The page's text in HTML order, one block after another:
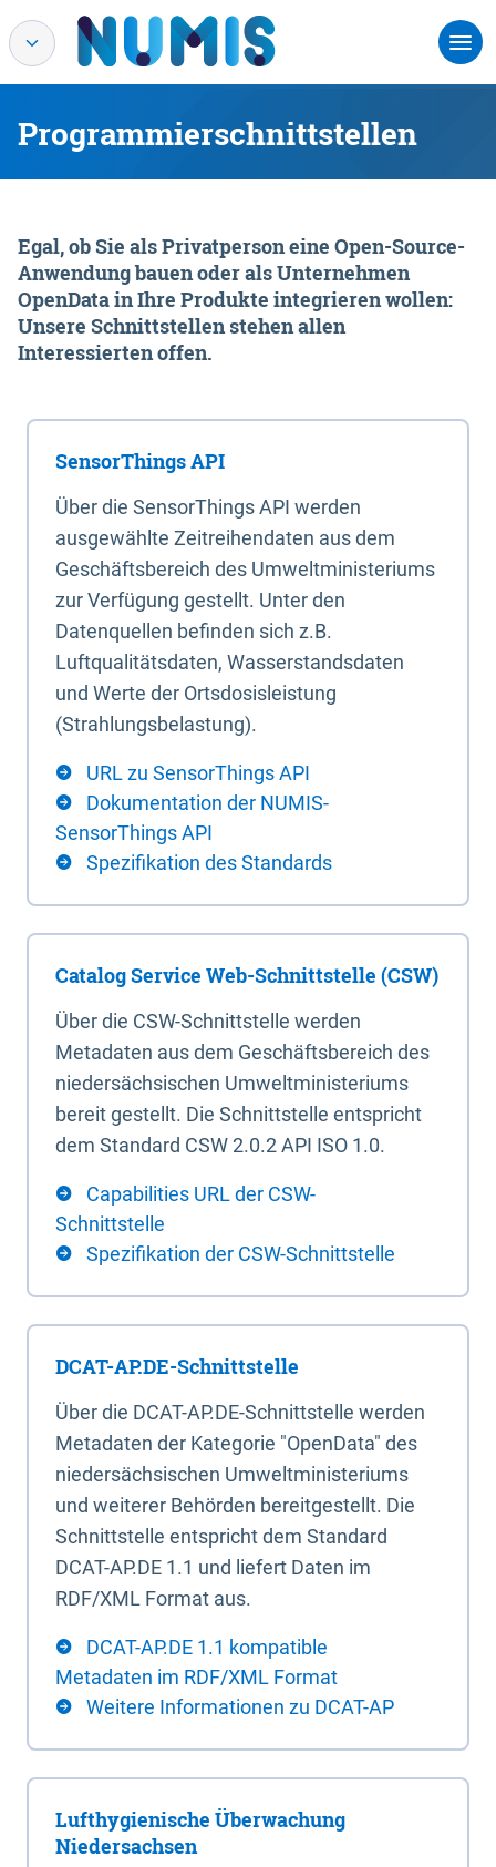
Programmierschnittstellen
Egal, ob Sie als Privatperson eine Open-Source-
Anwendung bauen oder als Unternehmen
OpenData in Ihre Produkte integrieren wollen:
Unsere Schnittstellen stehen allen
Interessierten offen.
SensorThings API
Über die SensorThings API werden
ausgewählte Zeitreihendaten aus dem
Geschäftsbereich des Umweltministeriums
zur Verfügung gestellt. Unter den
Datenquellen befinden sich z.B.
Luftqualitätsdaten, Wasserstandsdaten
und Werte der Ortsdosisleistung
(Strahlungsbelastung).
URL zu SensorThings API
Dokumentation der NUMIS-
SensorThings API
Spezifikation des Standards
Catalog Service Web-Schnittstelle (CSW)
Über die CSW-Schnittstelle werden
Metadaten aus dem Geschäftsbereich des
niedersächsischen Umweltministeriums
bereit gestellt. Die Schnittstelle entspricht
dem Standard CSW 2.0.2 API ISO 1.0.
Capabilities URL der CSW-
Schnittstelle
Spezifikation der CSW-Schnittstelle
DCAT-AP.DE-Schnittstelle
Über die DCAT-AP.DE-Schnittstelle werden
Metadaten der Kategorie "OpenData" des
niedersächsischen Umweltministeriums
und weiterer Behörden bereitgestellt. Die
Schnittstelle entspricht dem Standard
DCAT-AP.DE 1.1 und liefert Daten im
RDF/XML Format aus.
DCAT-AP.DE 1.1 kompatible
Metadaten im RDF/XML Format
Weitere Informationen zu DCAT-AP
Lufthygienische Überwachung
Niedersachsen